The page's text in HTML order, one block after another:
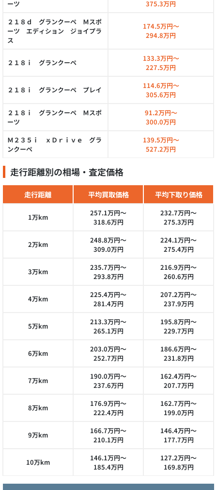
ーツ
375.3万円
２１８ｄ グランクーペ Ｍスポ
ーツ エディション ジョイプラ
ス
174.5万円～
294.8万円
２１８ｉ グランクーペ
133.3万円～
227.5万円
２１８ｉ グランクーペ プレイ
114.6万円～
305.6万円
２１８ｉ グランクーペ Ｍスポ
ーツ
91.2万円～
300.0万円
Ｍ２３５ｉ ｘＤｒｉｖｅ グラ
ンクーペ
139.5万円～
527.2万円
走行距離別の相場・査定価格
走行距離 平均買取価格 平均下取り価格
1万km
257.1万円～
318.6万円
232.7万円～
275.3万円
2万km
248.8万円～
309.0万円
224.1万円～
275.4万円
3万km
235.7万円～
293.8万円
216.9万円～
260.6万円
4万km
225.4万円～
281.4万円
207.2万円～
237.9万円
5万km
213.3万円～
265.1万円
195.8万円～
229.7万円
6万km
203.0万円～
252.7万円
186.6万円～
231.8万円
7万km
190.0万円～
237.6万円
162.4万円～
207.7万円
8万km
176.9万円～
222.4万円
162.7万円～
199.0万円
9万km
166.7万円～
210.1万円
146.4万円～
177.7万円
10万km
146.1万円～
185.4万円
127.2万円～
169.8万円